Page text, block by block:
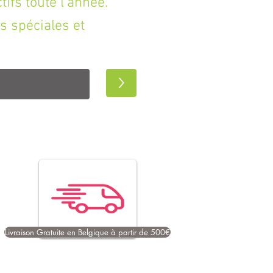
spéciales et
>
Livraison Gratuite en Belgique à partir de 500€